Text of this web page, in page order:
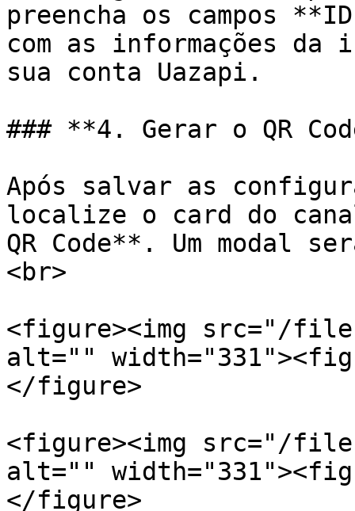
preencha os campos
com as informações
sua conta Uazapi.
### **4. Gerar o QR
Após salvar as
localize o card do
QR Code**. Um modal
<br>
<figure><img src="/files/
alt=""
</figure>
<figure><img src="/files/
alt=""
</figure>